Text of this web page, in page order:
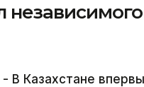
Казахстане